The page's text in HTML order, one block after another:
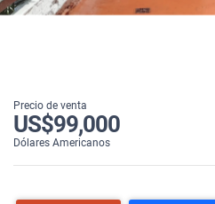
Precio de venta
US$99,000
Dólares Americanos